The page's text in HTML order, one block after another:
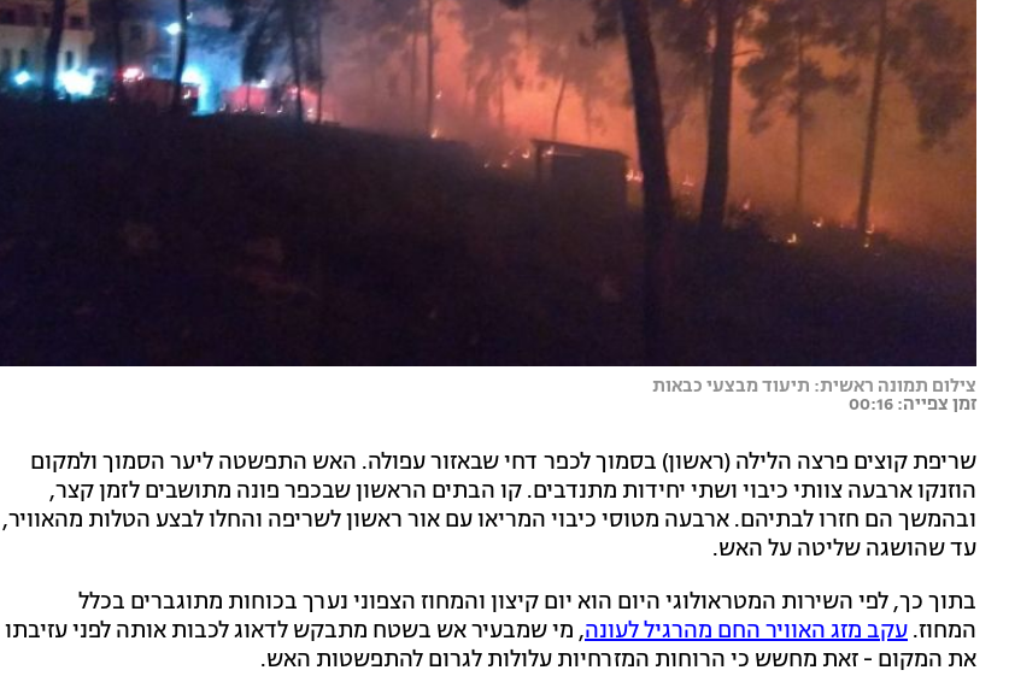
צילום תמונה ראשית: תיעוד מבצעי כבאות
זמן צפייה: 00:16
שריפת קוצים פרצה הלילה (ראשון) בסמוך לכפר דחי שבאזור עפולה. האש התפשטה ליער הסמוך ולמקום
הוזנקו ארבעה צוותי כיבוי ושתי יחידות מתנדבים. קו הבתים הראשון שבכפר פונה מתושבים לזמן קצר,
ובהמשך הם חזרו לבתיהם. ארבעה מטוסי כיבוי המריאו עם אור ראשון לשריפה והחלו לבצע הטלות מהאוויר,
עד שהושגה שליטה על האש.
בתוך כך, לפי השירות המטראולוגי היום הוא יום קיצון והמחוז הצפוני נערך בכוחות מתוגברים בכלל
המחוז. עקב מזג האוויר החם מהרגיל לעונה, מי שמבעיר אש בשטח מתבקש לדאוג לכבות אותה לפני עזיבתו
את המקום - זאת מחשש כי הרוחות המזרחיות עלולות לגרום להתפשטות האש.